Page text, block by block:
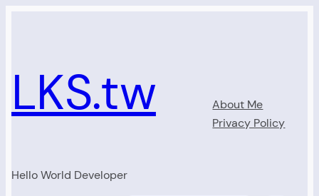
LKS.tw
Hello World Developer
About Me
Privacy Policy